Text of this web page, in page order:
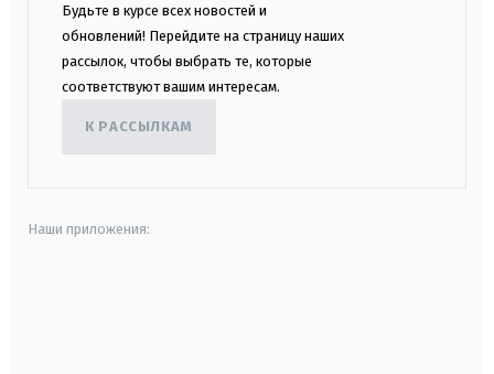
Будьте в курсе всех новостей и
обновлений! Перейдите на страницу наших
рассылок, чтобы выбрать те, которые
соответствуют вашим интересам.
К РАССЫЛКАМ
Наши приложения: